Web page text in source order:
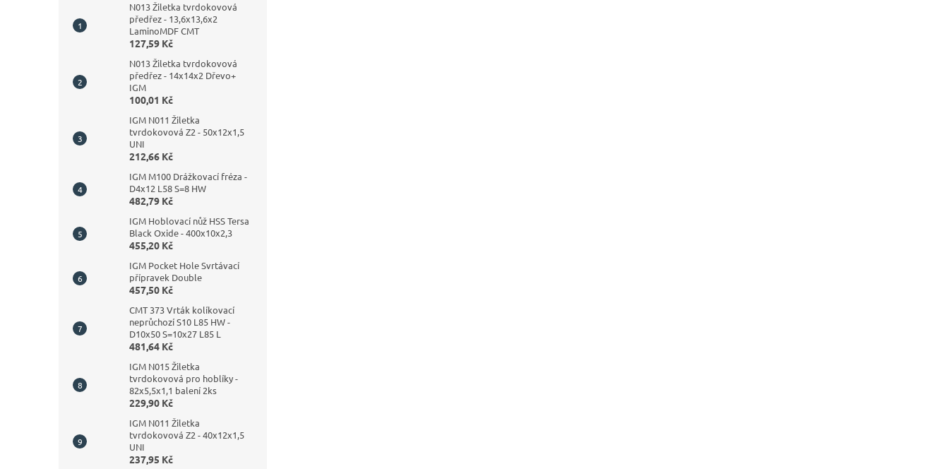
N013 Žiletka tvrdokovová
předřez - 13,6x13,6x2
LaminoMDF CMT
127,59 Kč
N013 Žiletka tvrdokovová
předřez - 14x14x2 Dřevo+
IGM
100,01 Kč
IGM N011 Žiletka
tvrdokovová Z2 - 50x12x1,5
UNI
212,66 Kč
IGM M100 Drážkovací fréza -
D4x12 L58 S=8 HW
482,79 Kč
IGM Hoblovací nůž HSS Tersa
Black Oxide - 400x10x2,3
455,20 Kč
IGM Pocket Hole Svrtávací
přípravek Double
457,50 Kč
CMT 373 Vrták kolíkovací
neprůchozí S10 L85 HW -
D10x50 S=10x27 L85 L
481,64 Kč
IGM N015 Žiletka
tvrdokovová pro hoblíky -
82x5,5x1,1 balení 2ks
229,90 Kč
IGM N011 Žiletka
tvrdokovová Z2 - 40x12x1,5
UNI
237,95 Kč